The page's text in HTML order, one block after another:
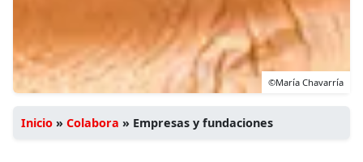
©María Chavarría
Inicio » Colabora » Empresas y fundaciones